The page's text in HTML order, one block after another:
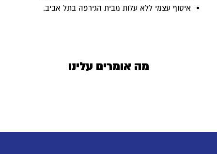
איסוף עצמי ללא עלות מבית הגירפה בתל אביב.
מה אומרים עלינו